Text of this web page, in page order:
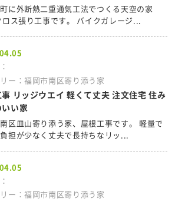
に外断熱二重通気工法でつくる天空の家
ロス張り工事です。 バイクガレージ...
ー：福岡市南区寄り添う家
リッジウエイ 軽くて丈夫 注文住宅 住み
い家
区皿山寄り添う家、屋根工事です。 軽量で
担が少なく丈夫で長持ちなリッ...
ー：福岡市南区寄り添う家